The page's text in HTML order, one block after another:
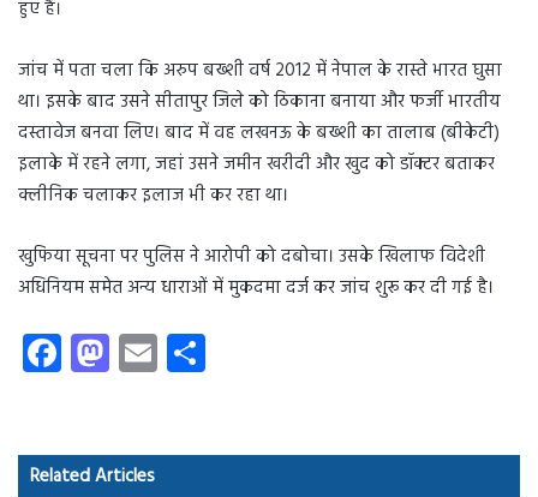
हुए हैं।
जांच में पता चला कि अरुप बख्शी वर्ष 2012 में नेपाल के रास्ते भारत घुसा
था। इसके बाद उसने सीतापुर जिले को ठिकाना बनाया और फर्जी भारतीय
दस्तावेज बनवा लिए। बाद में वह लखनऊ के बख्शी का तालाब (बीकेटी)
इलाके में रहने लगा, जहां उसने जमीन खरीदी और खुद को डॉक्टर बताकर
क्लीनिक चलाकर इलाज भी कर रहा था।
खुफिया सूचना पर पुलिस ने आरोपी को दबोचा। उसके खिलाफ विदेशी
अधिनियम समेत अन्य धाराओं में मुकदमा दर्ज कर जांच शुरू कर दी गई है।
Fa
ce
o
M
as
d
E
m
Related Articles